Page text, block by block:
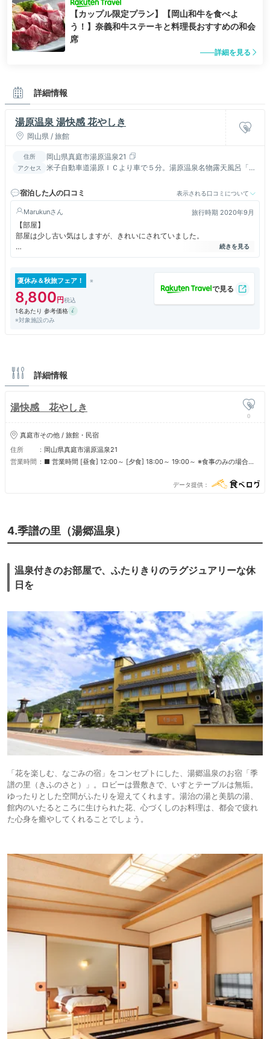
【カップル限定プラン】【岡山和牛を食べよ
う！】奈義和牛ステーキと料理長おすすめの和会
席
詳細を見る
詳細情報
湯原温泉 湯快感 花やしき
岡山県 / 旅館
住所 岡山県真庭市湯原温泉21
アクセス
米子自動車道湯原ＩＣより車で５分。湯原温泉名物露天風呂「砂
宿泊した人の口コミ
表示される口コミについて
Marukun 旅行時期 2020年9月
【部屋】
部屋は少し古い気はしますが、きれいにされていました。
【ご飯】
す。
野菜もたっぷりで大満足！
刺し身や小鉢などもありました。
食前酒の梅酒も美味しかったです。
お腹いっぱいで、締めの雑炊orうどんが食べれませんでした。
夕食、朝食ともに美味しかったです。
接待して下さった方も親切で話しやすくて良かったです。
【お風呂】
屋上露天風呂の貸切があります。あいにくの雨でしたが、頭に被る傘帽子
があり、大笑いしながら楽しく入りました。
コロナ対策をしっかりされていると感じました。旅館のスタッフの方が皆
夏休み＆秋旅フェア！
8,800
1名あたり 参考価格
※対象施設のみ
詳細情報
湯快感 花やしき
0
真庭市その他 / 旅館・民宿
住所
岡山県真庭市湯原温泉21
営業時間
■ 営業時間 [昼食] 12:00～ [夕食] 18:00～ 19:00～ ※食事のみの場合、
データ提供
4.季譜の里（湯郷温泉）
温泉付きのお部屋で、ふたりきりのラグジュアリーな休
日を
「花を楽しむ、なごみの宿」をコンセプトにした、湯郷温泉のお宿「季
譜の里（きふのさと）」。ロビーは畳敷きで、いすとテーブルは無垢。
ゆったりとした空間がふたりを迎えてくれます。湯治の湯と美肌の湯、
館内のいたるところに生けられた花、心づくしのお料理は、都会で疲れ
た心身を癒やしてくれることでしょう。